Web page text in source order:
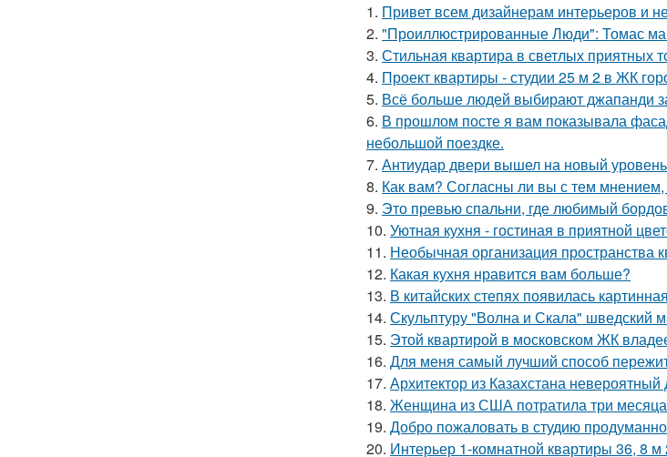
1. Привет всем дизайнерам интерьеров и
2. "Проиллюстрированные Люди": Томас
3. Стильная квартира в светлых приятных
4. Проект квартиры - студии 25 м 2 в ЖК
5. Всё больше людей выбирают джапанди
6. В прошлом посте я вам показывала
небольшой поездке.
7. Антиудар двери вышел на новый
8. Как вам? Согласны ли вы с тем мнением,
9. Это превью спальни, где любимый
10. Уютная кухня - гостиная в приятной
11. Необычная организация пространства
12. Какая кухня нравится вам больше?
13. В китайских степях появилась
14. Скульптуру "Волна и Скала" шведский
15. Этой квартирой в московском ЖК
16. Для меня самый лучший способ
17. Архитектор из Казахстана
18. Женщина из США потратила три
19. Добро пожаловать в студию
20. Интерьер 1-комнатной квартиры 36, 8